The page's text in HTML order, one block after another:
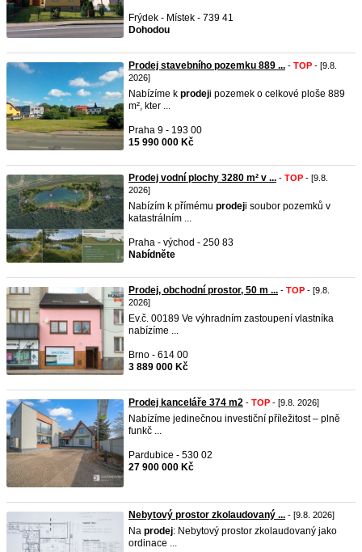
Frýdek - Místek - 739 41
Dohodou
Prodej stavebního pozemku 889 ... - TOP - [9.8.
2026]
Nabízíme k prodeji pozemek o celkové ploše 889
m², kter ...
Praha 9 - 193 00
15 990 000 Kč
Prodej vodní plochy 3280 m² v ... - TOP - [9.8.
2026]
Nabízím k přímému prodeji soubor pozemků v
katastrálním ...
Praha - východ - 250 83
Nabídněte
Prodej, obchodní prostor, 50 m ... - TOP - [9.8.
2026]
Ev.č. 00189 Ve výhradním zastoupení vlastníka
nabízíme ...
Brno - 614 00
3 889 000 Kč
Prodej kanceláře 374 m2 - TOP - [9.8. 2026]
Nabízíme jedinečnou investiční příležitost – plně
funkč ...
Pardubice - 530 02
27 900 000 Kč
Nebytový prostor zkolaudovaný ... - [9.8. 2026]
Na prodej: Nebytový prostor zkolaudovaný jako
ordinace ...